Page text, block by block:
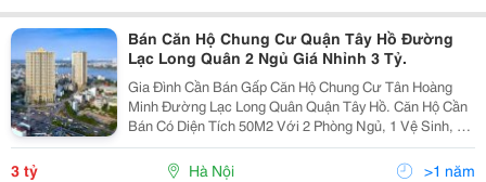
Bán Căn Hộ Chung Cư Quận Tây Hồ Đường
Lạc Long Quân 2 Ngủ Giá Nhỉnh 3 Tỷ.
Gia Đình Cần Bán Gấp Căn Hộ Chung Cư Tân Hoàng
Minh Đường Lạc Long Quân Quận Tây Hồ. Căn Hộ Cần
Bán Có Diện Tích 50M2 Với 2 Phòng Ngủ, 1 Vệ Sinh, 1
Ban Công. Nội Thất Đầy Đủ. Nội Khu Nhiều Tiện Ích
Như Bể Bơi 4 Mùa, Gym, Spa, Ngay Sát Hồ Tây,.....
3 tỷ Hà Nội >1 năm